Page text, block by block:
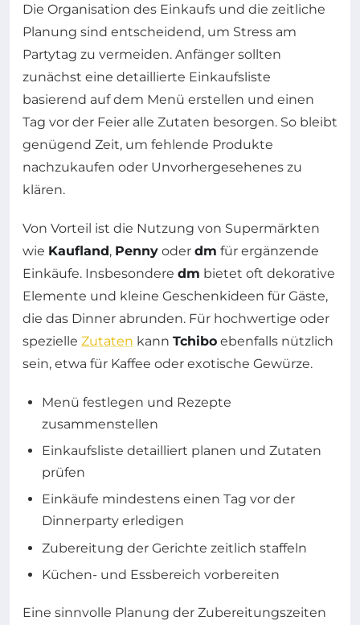
Die Organisation des Einkaufs und die zeitliche
Planung sind entscheidend, um Stress am
Partytag zu vermeiden. Anfänger sollten
zunächst eine detaillierte Einkaufsliste
basierend auf dem Menü erstellen und einen
Tag vor der Feier alle Zutaten besorgen. So bleibt
genügend Zeit, um fehlende Produkte
nachzukaufen oder Unvorhergesehenes zu
klären.
Von Vorteil ist die Nutzung von Supermärkten
wie Kaufland, Penny oder dm für ergänzende
Einkäufe. Insbesondere dm bietet oft dekorative
Elemente und kleine Geschenkideen für Gäste,
die das Dinner abrunden. Für hochwertige oder
spezielle Zutaten kann Tchibo ebenfalls nützlich
sein, etwa für Kaffee oder exotische Gewürze.
Menü festlegen und Rezepte
zusammenstellen
Einkaufsliste detailliert planen und Zutaten
prüfen
Einkäufe mindestens einen Tag vor der
Dinnerparty erledigen
Zubereitung der Gerichte zeitlich staffeln
Küchen- und Essbereich vorbereiten
Eine sinnvolle Planung der Zubereitungszeiten